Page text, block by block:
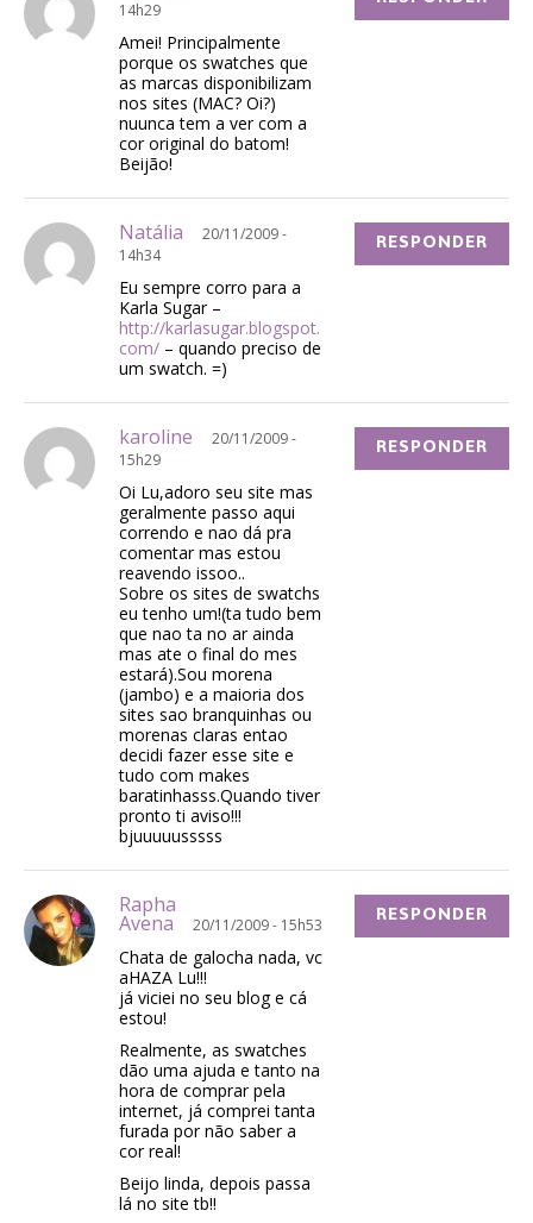
14h29
Amei! Principalmente
porque os swatches que
as marcas disponibilizam
nos sites (MAC? Oi?)
nuunca tem a ver com a
cor original do batom!
Beijão!
Natália
20/11/2009 -
14h34
Eu sempre corro para a
Karla Sugar –
http://karlasugar.blogspot.
com/ – quando preciso de
um swatch. =)
RESPONDER
karoline
20/11/2009 -
15h29
Oi Lu,adoro seu site mas
geralmente passo aqui
correndo e nao dá pra
comentar mas estou
reavendo issoo..
Sobre os sites de swatchs
eu tenho um!(ta tudo bem
que nao ta no ar ainda
mas ate o final do mes
estará).Sou morena
(jambo) e a maioria dos
sites sao branquinhas ou
morenas claras entao
decidi fazer esse site e
tudo com makes
baratinhasss.Quando tiver
pronto ti aviso!!!
bjuuuuusssss
RESPONDER
Rapha
Avena 20/11/2009 - 15h53
Chata de galocha nada, vc
aHAZA Lu!!!
já viciei no seu blog e cá
estou!
Realmente, as swatches
dão uma ajuda e tanto na
hora de comprar pela
internet, já comprei tanta
furada por não saber a
cor real!
Beijo linda, depois passa
lá no site tb!!
RESPONDER